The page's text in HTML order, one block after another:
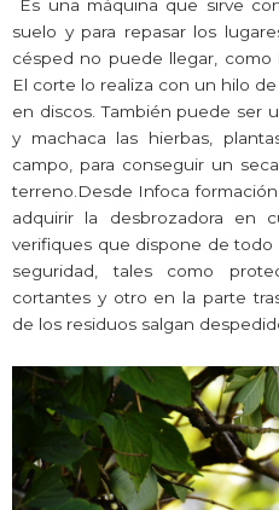
Es una máquina que sirve
suelo y para repasar los
césped no puede llegar, como
El corte lo realiza con un hilo
en discos. También puede ser
y machaca las hierbas,
campo, para conseguir un
terreno.Desde Infoca
adquirir la desbrozadora en
verifiques que dispone de todo
seguridad, tales como
cortantes y otro en la parte
de los residuos salgan